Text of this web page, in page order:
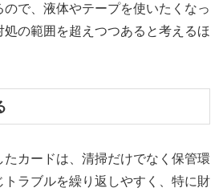
ので、液体やテープを使いたくなっ
の範囲を超えつつあると考えるほ
カードは、清掃だけでなく保管環
ラブルを繰り返しやすく、特に財